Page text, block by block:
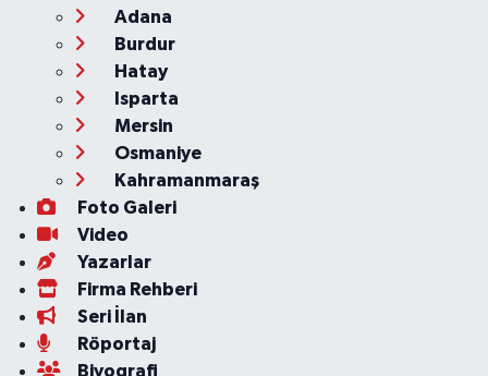
Adana
Burdur
Hatay
Isparta
Mersin
Osmaniye
Kahramanmaraş
Foto Galeri
Video
Yazarlar
Firma Rehberi
Seri İlan
Röportaj
Biyografi